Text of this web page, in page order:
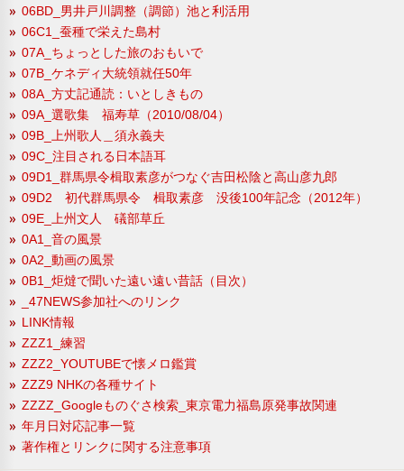
06BD_男井戸川調整（調節）池と利活用
06C1_蚕種で栄えた島村
07A_ちょっとした旅のおもいで
07B_ケネディ大統領就任50年
08A_方丈記通読：いとしきもの
09A_選歌集 福寿草（2010/08/04）
09B_上州歌人＿須永義夫
09C_注目される日本語耳
09D1_群馬県令楫取素彦がつなぐ吉田松陰と高山彦九郎
09D2 初代群馬県令 楫取素彦 没後100年記念（2012年）
09E_上州文人 礒部草丘
0A1_音の風景
0A2_動画の風景
0B1_炬燵で聞いた遠い遠い昔話（目次）
_47NEWS参加社へのリンク
LINK情報
ZZZ1_練習
ZZZ2_YOUTUBEで懐メロ鑑賞
ZZZ9 NHKの各種サイト
ZZZZ_Googleものぐさ検索_東京電力福島原発事故関連
年月日対応記事一覧
著作権とリンクに関する注意事項